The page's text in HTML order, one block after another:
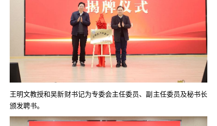
王明文教授和吴新财书记为专委会主任委员、副主任委员及秘书长
颁发聘书。